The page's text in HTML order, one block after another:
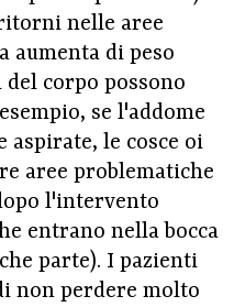
nelle aree
aumenta di peso
corpo possono
se l'addome
aspirate, le cosce oi
aree problematiche
l'intervento
entrano nella bocca
parte). I pazienti
non perdere molto